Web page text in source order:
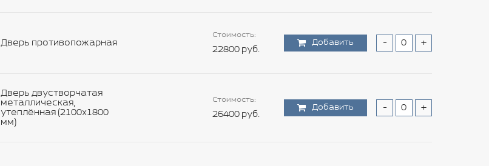
Дверь противопожарная
Стоимость:
22800 руб.
Добавить - +
Дверь двустворчатая
металлическая,
утеплённая (2100х1800
мм)
Стоимость:
26400 руб.
Добавить - +